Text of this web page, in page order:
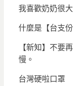
我喜歡奶奶很
什麼是【台支
【新知】不要
慢。
台灣硬啦口罩